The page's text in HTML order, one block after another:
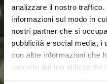
analizzare il nostro traffico.
informazioni sul modo in
nostri partner che si
pubblicità e social media, i
con altre informazioni che
raccolto dal tuo utilizzo dei